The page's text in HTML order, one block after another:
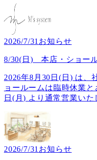
2026/7/31お知らせ
8/30(日) 本店・ショー
2026年8月30日(日) は、
ョールームは臨時休業
日(月) より通常営業いた
2026/7/31お知らせ